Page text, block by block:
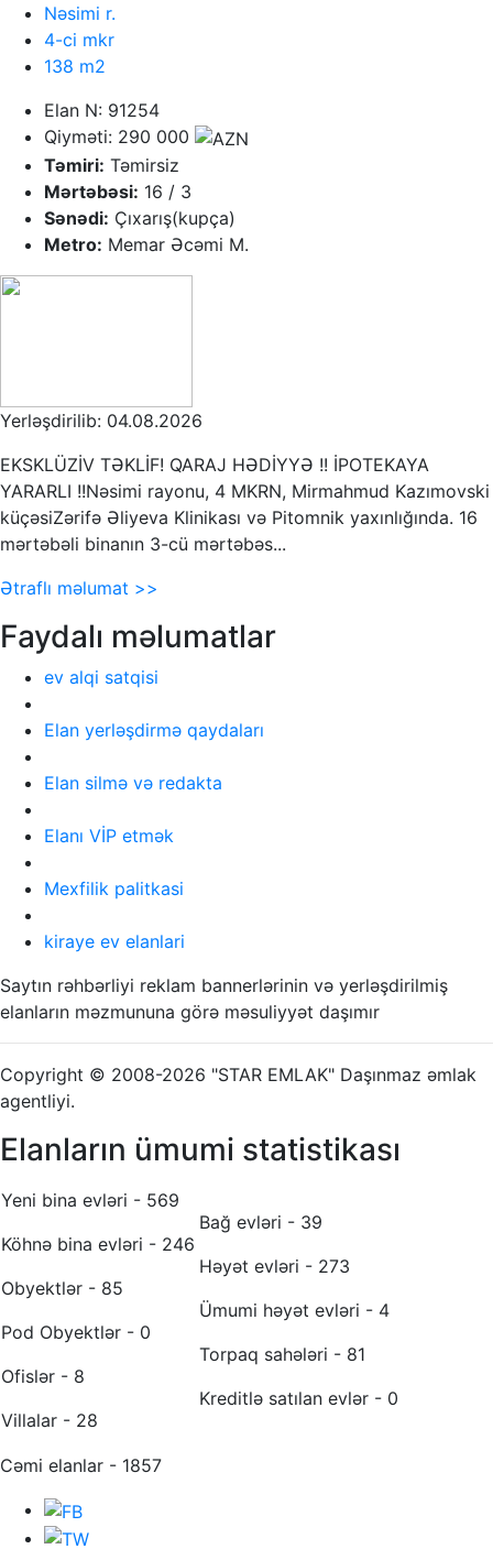
Nəsimi r.
4-ci mkr
138 m2
Elan N: 91254
Qiyməti: 290 000
Təmiri: Təmirsiz
Mərtəbəsi: 16 / 3
Sənədi: Çıxarış(kupça)
Metro: Memar Əcəmi M.
Yerləşdirilib: 04.08.2026
EKSKLÜZİV TƏKLİF! QARAJ HƏDİYYƏ !! İPOTEKAYA
YARARLI !!Nəsimi rayonu, 4 MKRN, Mirmahmud Kazımovski
küçəsiZərifə Əliyeva Klinikası və Pitomnik yaxınlığında. 16
mərtəbəli binanın 3-cü mərtəbəs...
Ətraflı məlumat >>
Faydalı məlumatlar
ev alqi satqisi
Elan yerləşdirmə qaydaları
Elan silmə və redakta
Elanı VİP etmək
Mexfilik palitkasi
kiraye ev elanlari
Saytın rəhbərliyi reklam bannerlərinin və yerləşdirilmiş
elanların məzmununa görə məsuliyyət daşımır
Copyright © 2008-2026 "STAR EMLAK" Daşınmaz əmlak
agentliyi.
Elanların ümumi statistikası
Yeni bina evləri - 569
Köhnə bina evləri - 246
Obyektlər - 85
Pod Obyektlər - 0
Ofislər - 8
Villalar - 28
Bağ evləri - 39
Həyət evləri - 273
Ümumi həyət evləri - 4
Torpaq sahələri - 81
Kreditlə satılan evlər - 0
Cəmi elanlar - 1857